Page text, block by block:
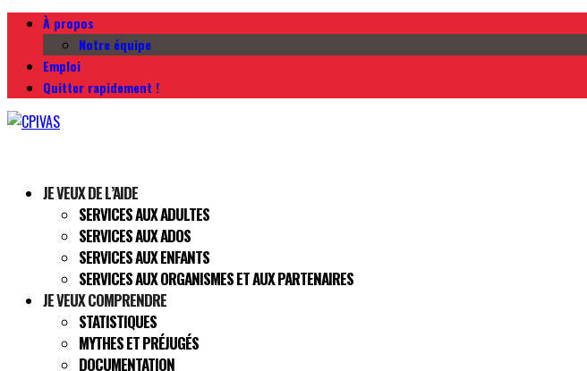
À propos
Notre équipe
Emploi
Quitter rapidement !
JE VEUX DE L’AIDE
SERVICES AUX ADULTES
SERVICES AUX ADOS
SERVICES AUX ENFANTS
SERVICES AUX ORGANISMES ET AUX PARTENAIRES
JE VEUX COMPRENDRE
STATISTIQUES
MYTHES ET PRÉJUGÉS
DOCUMENTATION